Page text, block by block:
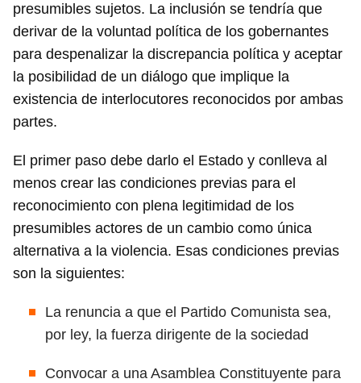
Para poder guardar como favorito, primero has de
iniciar sesión con tu cuenta de 14ymedio.
INICIAR SESIÓN CANCELAR
presumibles sujetos. La inclusión se tendría que
derivar de la voluntad política de los gobernantes
para despenalizar la discrepancia política y aceptar
la posibilidad de un diálogo que implique la
existencia de interlocutores reconocidos por ambas
partes.
El primer paso debe darlo el Estado y conlleva al
menos crear las condiciones previas para el
reconocimiento con plena legitimidad de los
presumibles actores de un cambio como única
alternativa a la violencia. Esas condiciones previas
son la siguientes:
La renuncia a que el Partido Comunista sea,
por ley, la fuerza dirigente de la sociedad
Convocar a una Asamblea Constituyente para